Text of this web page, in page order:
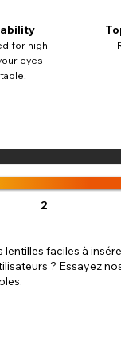
for high
eyes
2
lentilles faciles à
? Essayez